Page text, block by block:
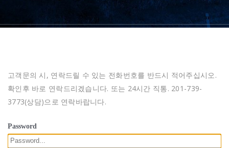
고객문의 시, 연락드릴 수 있는 전화번호를 반드시 적어주십시오.
확인후 바로 연락드리겠습니다. 또는 24시간 직통. 201-739-
3773(상담)으로 연락바랍니다.